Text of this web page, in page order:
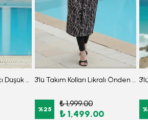
3'lü Takım Yarım Balıkçı Düşük Omuz Yarasakol Likralı Kumaş Burkini Tesettür Mayo D49 3'lü Takım Kolları Likralı Önden Fermuarlı Yırtmaçlı Maksi Burkini Tesettür Mayo D26
%25
₺ 1,999.00
₺ 1,499.00 %